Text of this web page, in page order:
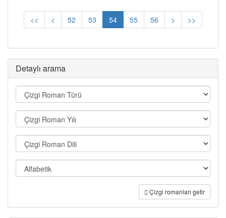
<< < 52 53 54 55 56 > >>
Detaylı arama
Çizgi romanları getir